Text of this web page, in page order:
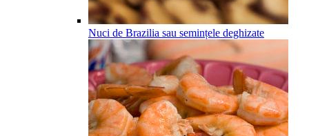
Nuci de Brazilia sau semințele deghizate